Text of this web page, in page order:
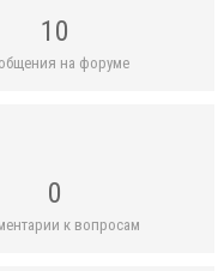
10
на форуме
0
к вопросам